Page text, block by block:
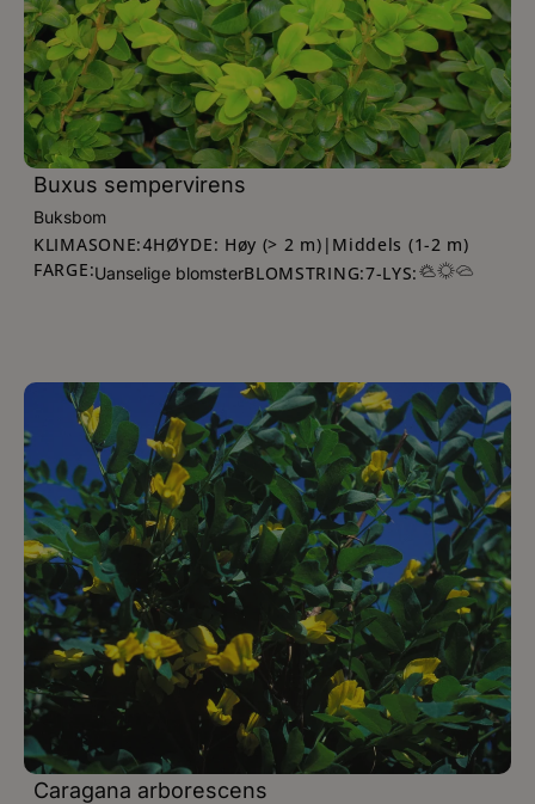
Buxus sempervirens
Buksbom
KLIMASONE:4HØYDE: Høy (> 2 m)|Middels (1-2 m)
FARGE:Uanselige blomsterBLOMSTRING:7-LYS:
Caragana arborescens